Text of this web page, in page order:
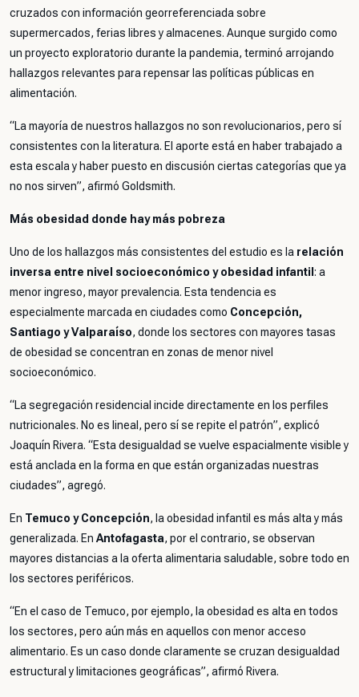
cruzados con información georreferenciada sobre
supermercados, ferias libres y almacenes. Aunque surgido como
un proyecto exploratorio durante la pandemia, terminó arrojando
hallazgos relevantes para repensar las políticas públicas en
alimentación.
“La mayoría de nuestros hallazgos no son revolucionarios, pero sí
consistentes con la literatura. El aporte está en haber trabajado a
esta escala y haber puesto en discusión ciertas categorías que ya
no nos sirven”, afirmó Goldsmith.
Más obesidad donde hay más pobreza
Uno de los hallazgos más consistentes del estudio es la relación
inversa entre nivel socioeconómico y obesidad infantil : a
menor ingreso, mayor prevalencia. Esta tendencia es
especialmente marcada en ciudades como Concepción,
Santiago y Valparaíso, donde los sectores con mayores tasas
de obesidad se concentran en zonas de menor nivel
socioeconómico.
“La segregación residencial incide directamente en los perfiles
nutricionales. No es lineal, pero sí se repite el patrón”, explicó
Joaquín Rivera. “Esta desigualdad se vuelve espacialmente visible y
está anclada en la forma en que están organizadas nuestras
ciudades”, agregó.
En Temuco y Concepción, la obesidad infantil es más alta y más
generalizada. En Antofagasta, por el contrario, se observan
mayores distancias a la oferta alimentaria saludable, sobre todo en
los sectores periféricos.
“En el caso de Temuco, por ejemplo, la obesidad es alta en todos
los sectores, pero aún más en aquellos con menor acceso
alimentario. Es un caso donde claramente se cruzan desigualdad
estructural y limitaciones geográficas”, afirmó Rivera.